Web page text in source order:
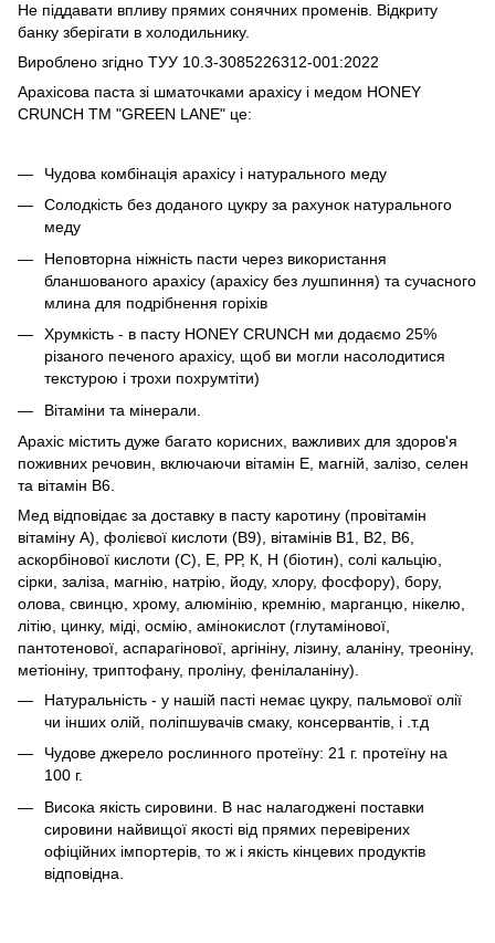
Не піддавати впливу прямих сонячних променів. Відкриту
банку зберігати в холодильнику.
Вироблено згідно ТУУ 10.3-3085226312-001:2022
Арахісова паста зі шматочками арахісу і медом HONEY
CRUNCH ТМ "GREEN LANE" це:
Чудова комбінація арахісу і натурального меду
Солодкість без доданого цукру за рахунок натурального
меду
Неповторна ніжність пасти через використання
бланшованого арахісу (арахісу без лушпиння) та сучасного
млина для подрібнення горіхів
Хрумкість - в пасту HONEY CRUNCH ми додаємо 25%
різаного печеного арахісу, щоб ви могли насолодитися
текстурою і трохи похрумтіти)
Вітаміни та мінерали.
Арахіс містить дуже багато корисних, важливих для здоров'я
поживних речовин, включаючи вітамін Е, магній, залізо, селен
та вітамін В6.
Мед відповідає за доставку в пасту каротину (провітамін
вітаміну А), фолієвої кислоти (B9), вітамінів B1, B2, B6,
аскорбінової кислоти (С), E, РР, К, Н (біотин), солі кальцію,
сірки, заліза, магнію, натрію, йоду, хлору, фосфору), бору,
олова, свинцю, хрому, алюмінію, кремнію, марганцю, нікелю,
літію, цинку, міді, осмію, амінокислот (глутамінової,
пантотенової, аспарагінової, аргініну, лізину, аланіну, треоніну,
метіоніну, триптофану, проліну, фенілаланіну).
Натуральність - у нашій пасті немає цукру, пальмової олії
чи інших олій, поліпшувачів смаку, консервантів, і .т.д
Чудове джерело рослинного протеїну: 21 г. протеїну на
100 г.
Висока якість сировини. В нас налагоджені поставки
сировини найвищої якості від прямих перевірених
офіційних імпортерів, то ж і якість кінцевих продуктів
відповідна.